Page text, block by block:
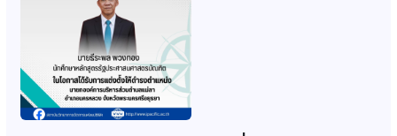
ก.พ. รับรองปริญญา
หลักสูตรศึกษาศาสตร
มหาบัณฑิต (หลักสูตร
ใหม่ 2560)
ส.ก.อ. รับทราบอนุมัติ